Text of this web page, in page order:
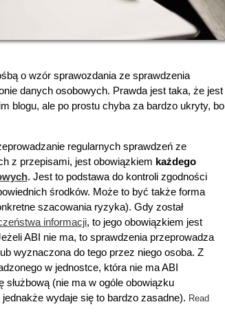
o wzór sprawozdania ze sprawdzenia
danych osobowych. Prawda jest taka, że jest
blogu, ale po prostu chyba za bardzo ukryty, bo
regularnych sprawdzeń ze
z przepisami, jest obowiązkiem każdego
. Jest to podstawa do kontroli zgodności
środków. Może to być także forma
szacowania ryzyka). Gdy został
informacji, to jego obowiązkiem jest
ABI nie ma, to sprawdzenia przeprowadza
wyznaczona do tego przez niego osoba. Z
w jednostce, która nie ma ABI
(nie ma w ogóle obowiązku
wydaje się to bardzo zasadne). Read